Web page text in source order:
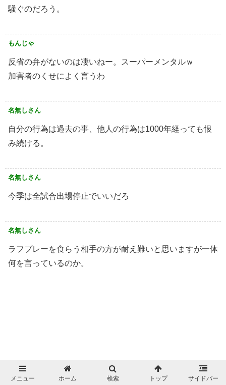
騒ぐのだろう。
もんじゃ
反省の弁がないのは凄いねー。スーパーメンタルｗ
加害者のくせによく言うわ
名無しさん
自分の行為は過去の事、他人の行為は1000年経っても恨
み続ける。
名無しさん
今季は全試合出場停止でいいだろ
名無しさん
ラフプレーを食らう相手の方が耐え難いと思いますが一体
何を言っているのか。
メニュー ホーム 検索 トップ サイドバー